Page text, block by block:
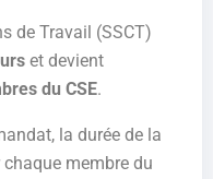
de Travail (SSCT)
et devient
du CSE.
la durée de la
membre du